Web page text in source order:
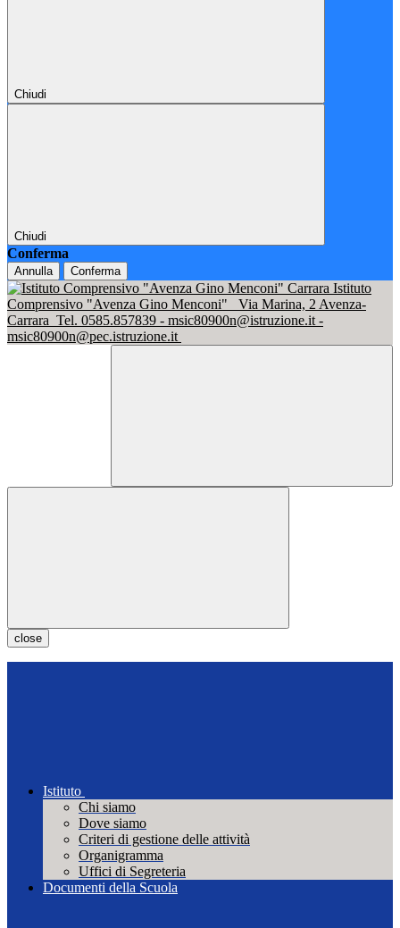
Chiudi
Chiudi
Conferma
Annulla Conferma
Istituto
Comprensivo "Avenza Gino Menconi"
Via Marina, 2 Avenza-
Carrara Tel. 0585.857839 - msic80900n@istruzione.it -
msic80900n@pec.istruzione.it
close
Istituto
Chi siamo
Dove siamo
Criteri di gestione delle attività
Organigramma
Uffici di Segreteria
Documenti della Scuola